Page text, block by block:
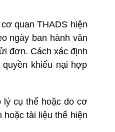
quan THADS hiện
ngày ban hành văn
đơn. Cách xác định
khiếu nại hợp
lý cụ thể hoặc do cơ
hoặc tài liệu thể hiện